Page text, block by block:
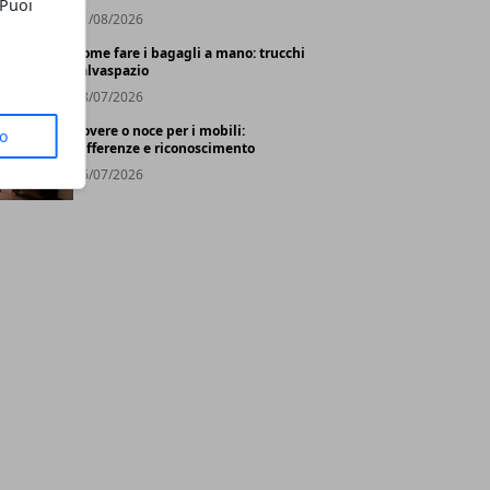
01/08/2026
Come fare i bagagli a mano: trucchi
salvaspazio
28/07/2026
Rovere o noce per i mobili:
differenze e riconoscimento
26/07/2026